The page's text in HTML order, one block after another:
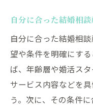
積極的な参
成婚率を上
積極的な活
ョン維持
成婚率を上げる
所のサポート内
自分に合った結婚相
自分に合った結婚相
望や条件を明確にす
ば、年齢層や婚活ス
サービス内容などを
う。次に、その条件